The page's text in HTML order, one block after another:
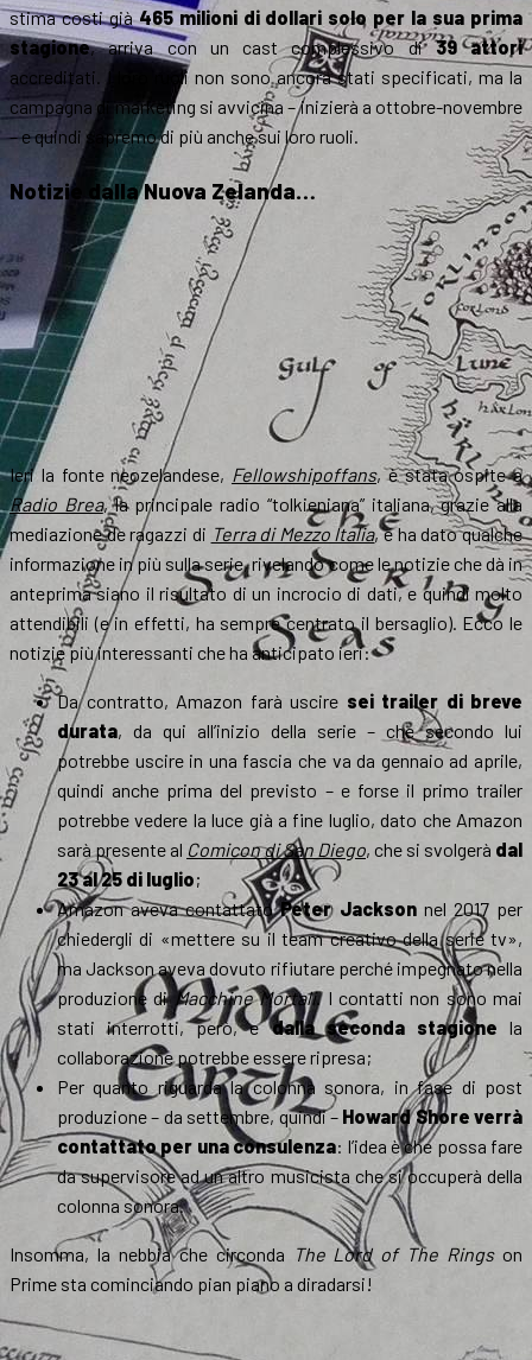
stima costi già465 milioni di dollari solo per la sua prima
stagione, arriva con un cast complessivo di39 attori
accreditati. I loro ruoli non sono ancora stati specificati, ma la
campagna di marketing si avvicina – inizierà a ottobre-novembre
– e quindi sapremo di più anche sui loro ruoli.
Notizie dalla Nuova Zelanda…
Ieri la fonte neozelandese, Fellowshipoffans, è stata ospite a
Radio Brea, la principale radio “tolkieniana” italiana, grazie alla
mediazione de ragazzi di Terra di Mezzo Italia, e ha dato qualche
informazione in più sulla serie, rivelando come le notizie che dà in
anteprima siano il risultato di un incrocio di dati, e quindi molto
attendibili (e in effetti, ha sempre centrato il bersaglio). Ecco le
notizie più interessanti che ha anticipato ieri:
Da contratto, Amazon farà uscire sei trailer di breve
durata, da qui all’inizio della serie – che secondo lui
potrebbe uscire in una fascia che va da gennaio ad aprile,
quindi anche prima del previsto – e forse il primo trailer
potrebbe vedere la luce già a fine luglio, dato che Amazon
sarà presente al Comicon di San Diego, che si svolgerà dal
23 al 25 di luglio;
Amazon aveva contattatoPeter Jacksonnel 2017 per
chiedergli di «mettere su il team creativo della serie tv»,
ma Jackson aveva dovuto rifiutare perché impegnato nella
produzione di Macchine Mortali. I contatti non sono mai
stati interrotti, però, edalla seconda stagione la
collaborazione potrebbe essere ripresa;
Per quanto riguarda la colonna sonora, in fase di post
produzione – da settembre, quindi – Howard Shore verrà
contattato per una consulenza: l’idea è che possa fare
da supervisore ad un altro musicista che si occuperà della
colonna sonora.
Insomma, la nebbia che circonda The Lord of The Ringson
Prime sta cominciando pian piano a diradarsi!